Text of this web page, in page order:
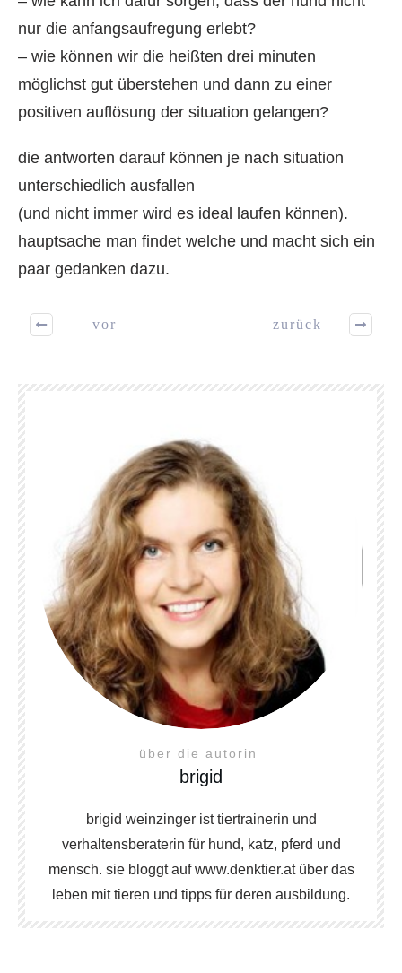
nur die anfangsaufregung erlebt?
– wie können wir die heißten drei minuten
möglichst gut überstehen und dann zu einer
positiven auflösung der situation gelangen?
die antworten darauf können je nach situation
unterschiedlich ausfallen
(und nicht immer wird es ideal laufen können).
hauptsache man findet welche und macht sich ein
paar gedanken dazu.
vor zurück
über die autorin
brigid
brigid weinzinger ist tiertrainerin und
verhaltensberaterin für hund, katz, pferd und
mensch. sie bloggt auf www.denktier.at über das
leben mit tieren und tipps für deren ausbildung.